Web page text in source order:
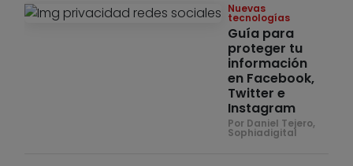
Nuevas
tecnologías
Guía para
proteger tu
información
en Facebook,
Twitter e
Instagram
Por Daniel Tejero,
Sophiadigital